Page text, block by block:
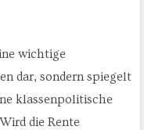
wichtige
dar, sondern spiegelt
klassenpolitische
die Rente